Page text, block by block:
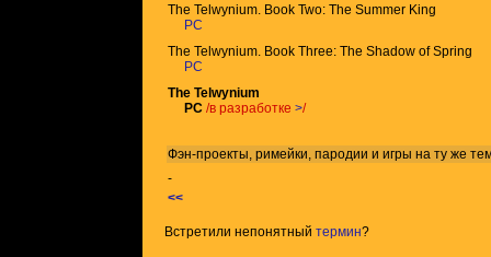
The Telwynium. Book Two: The Summer King
PC
The Telwynium. Book Three: The Shadow of Spring
PC
The Telwynium
PC /в разработке >/
Фэн-проекты, римейки, пародии и игры на ту же
-
<<
Встретили непонятный термин?